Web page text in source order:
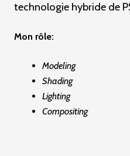
technologie hybride de
Mon rôle:
Modeling
Shading
Lighting
Compositing